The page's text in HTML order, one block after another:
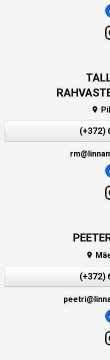

(+372)

(+372)